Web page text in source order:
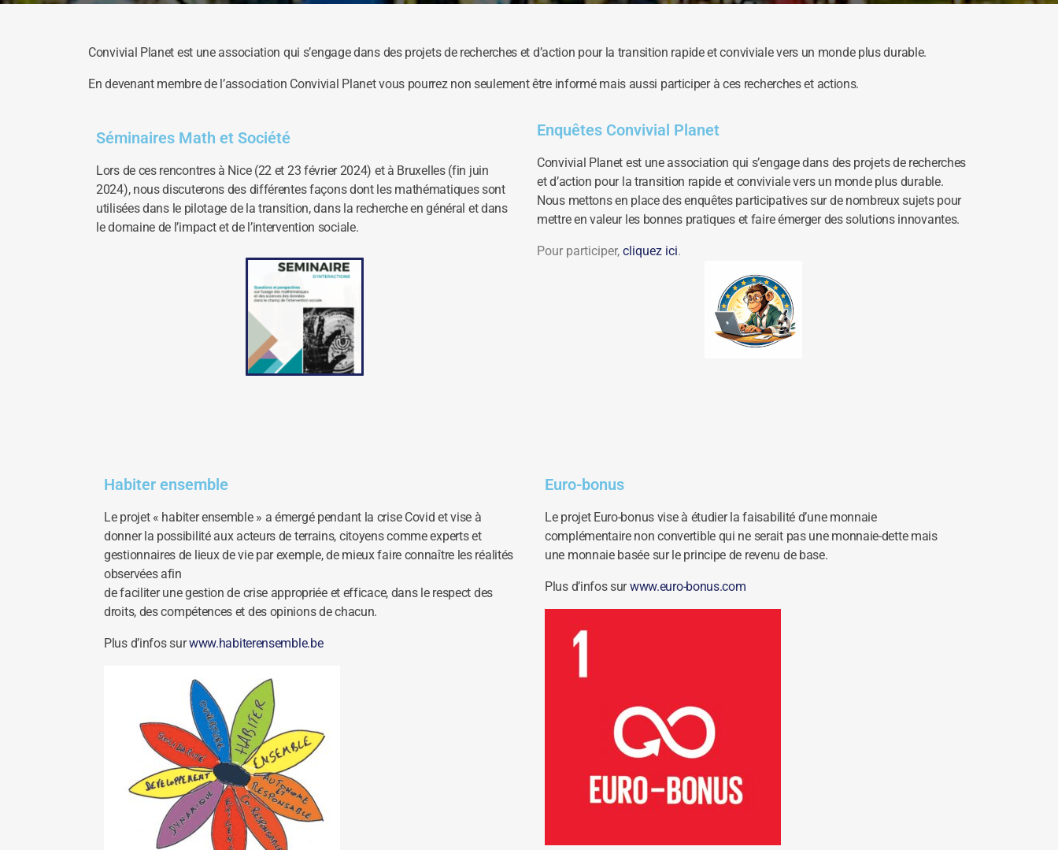
Convivial Planet est une association qui s’engage dans des projets de recherches et d’action pour la transition rapide et conviviale vers un monde plus durable.
En devenant membre de l’association Convivial Planet vous pourrez non seulement être informé mais aussi participer à ces recherches et actions.
Séminaires Math et Société
Lors de ces rencontres à Nice (22 et 23 février 2024) et à Bruxelles (fin juin
2024), nous discuterons des différentes façons dont les mathématiques sont
utilisées dans le pilotage de la transition, dans la recherche en général et dans
le domaine de l’impact et de l’intervention sociale.
Enquêtes Convivial Planet
Convivial Planet est une association qui s’engage dans des projets de recherches
et d’action pour la transition rapide et conviviale vers un monde plus durable.
Nous mettons en place des enquêtes participatives sur de nombreux sujets pour
mettre en valeur les bonnes pratiques et faire émerger des solutions innovantes.
Pour participer, cliquez ici.
Habiter ensemble
Le projet « habiter ensemble » a émergé pendant la crise Covid et vise à
donner la possibilité aux acteurs de terrains, citoyens comme experts et
gestionnaires de lieux de vie par exemple, de mieux faire connaître les réalités
observées afin
de faciliter une gestion de crise appropriée et efficace, dans le respect des
droits, des compétences et des opinions de chacun.
Plus d’infos surwww.habiterensemble.be
Euro-bonus
Le projet Euro-bonus vise à étudier la faisabilité d’une monnaie
complémentaire non convertible qui ne serait pas une monnaie-dette mais
une monnaie basée sur le principe de revenu de base.
Plus d’infos surwww.euro-bonus.com